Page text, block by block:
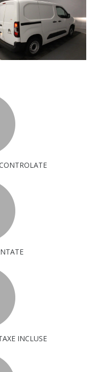
INCLUSE